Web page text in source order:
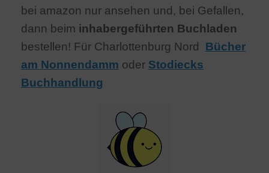
bei amazon nur ansehen und, bei Gefallen,
dann beim inhabergeführten Buchladen
bestellen! Für Charlottenburg Nord Bücher
am Nonnendamm oder Stodiecks
Buchhandlung